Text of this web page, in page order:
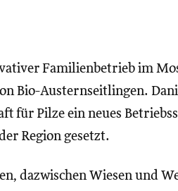
Familienbetrieb im
Bio-Austernseitlingen.
für Pilze ein neues
Region gesetzt.
dazwischen Wiesen und